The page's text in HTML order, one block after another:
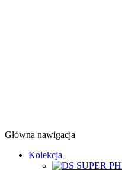
Główna nawigacja
Kolekcja